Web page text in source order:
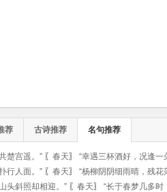
荐 古诗推荐 名句推荐
楚宫遥。” 〖 春天〗 “幸遇三杯酒好，况逢一
行人面。” 〖 春天〗 “杨柳阴阴细雨晴，残花
头斜照却相迎。” 〖 春天〗 “长于春梦几多时